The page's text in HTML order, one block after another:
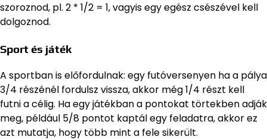
szoroznod, pl. 2 * 1/2 = 1, vagyis egy egész csészével kell
dolgoznod.
Sport és játék
A sportban is előfordulnak: egy futóversenyen ha a pálya
3/4 részénél fordulsz vissza, akkor még 1/4 részt kell
futni a célig. Ha egy játékban a pontokat törtekben adják
meg, például 5/8 pontot kaptál egy feladatra, akkor ez
azt mutatja, hogy több mint a fele sikerült.